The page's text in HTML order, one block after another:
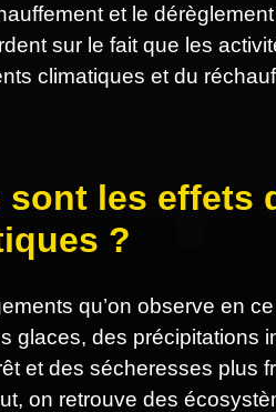
et le
sur le fait que les
climatiques et du
sont les effets
?
qu’on observe en
glaces, des précipitations
et des sécheresses plus
on retrouve des